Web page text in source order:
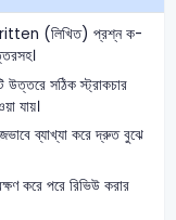
(লিখিত) প্রশ্ন ক-
উত্তরে সঠিক স্ট্রাকচার
যায়।
ব্যাখ্যা করে দ্রুত বুঝে
করে পরে রিভিউ করার